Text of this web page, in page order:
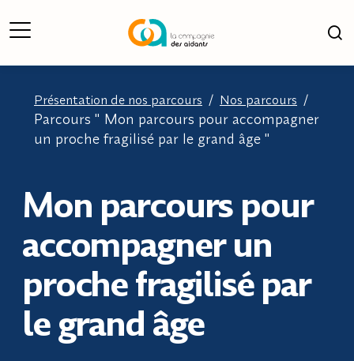
Ouverture du Menu
Présentation de nos parcours / Nos parcours /
Parcours " Mon parcours pour accompagner
un proche fragilisé par le grand âge "
Mon parcours pour
accompagner un
proche fragilisé par
le grand âge